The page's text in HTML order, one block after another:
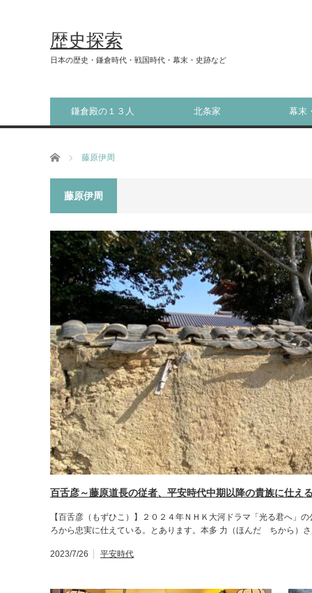
歴史探索
日本の歴史・鎌倉時代・戦国時代・幕末・史跡など
鎌倉殿の１３人 北条家 幕末
ホーム 藤原伊周
藤原伊周
百舌彦～藤原道長の従者、平安時代中期以降の貴族に仕え
【百舌彦（もずひこ）】２０２４年ＮＨＫ大河ドラマ「光る君へ」
ろから忠実に仕えている。とあります。本多 力（ほんだ ちから）
2023/7/26 平安時代